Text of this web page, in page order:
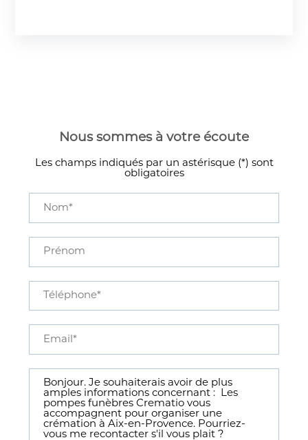
Nous sommes à votre écoute
Les champs indiqués par un astérisque (*) sont
obligatoires